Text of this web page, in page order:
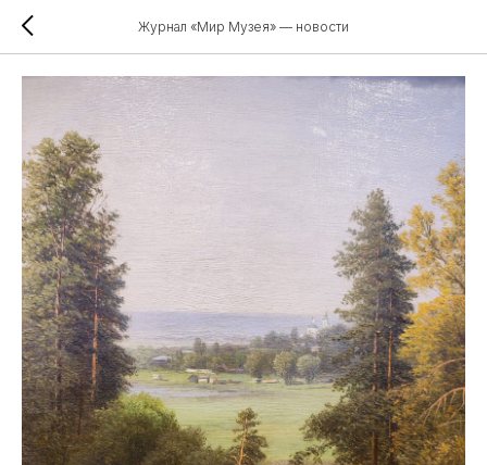
Журнал «Мир Музея» — новости